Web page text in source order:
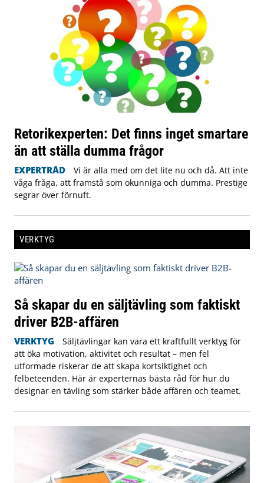
Retorikexperten: Det finns inget smartare
än att ställa dumma frågor
EXPERTRÅD
Vi är alla med om det lite nu och då. Att inte
våga fråga, att framstå som okunniga och dumma. Prestige
segrar över förnuft.
VERKTYG
Så skapar du en säljtävling som faktiskt
driver B2B-affären
VERKTYG
Säljtävlingar kan vara ett kraftfullt verktyg för
att öka motivation, aktivitet och resultat – men fel
utformade riskerar de att skapa kortsiktighet och
felbeteenden. Här är experternas bästa råd för hur du
designar en tävling som stärker både affären och teamet.